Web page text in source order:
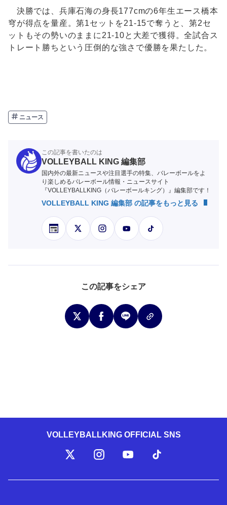
決勝では、兵庫石海の身長177cmの6年生エース橋本
穹が得点を量産。第1セットを21-15で奪うと、第2セ
ットもその勢いのままに21-10と大差で獲得。全試合ス
トレート勝ちという圧倒的な強さで優勝を果たした。
ニュース
この記事を書いたのは
VOLLEYBALL KING 編集部
国内外の最新ニュースや注目選手の特集、バレーボールをよ
り楽しめるバレーボール情報・ニュースサイト
『VOLLEYBALLKING（バレーボールキング）』編集部です！
VOLLEYBALL KING 編集部 の記事をもっと見る
この記事をシェア
VOLLEYBALLKING OFFICIAL SNS